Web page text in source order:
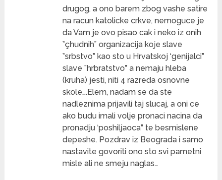
drugog, a ono barem zbog vashe satire
na racun katolicke crkve, nemoguce je
da Vam je ovo pisao cak i neko iz onih
”çhudnih” organizacija koje slave
”srbstvo” kao sto u Hrvatskoj ‘genijalci”
slave ”hrbratstvo” a nemaju hleba
(kruha) jesti, niti 4 razreda osnovne
skole….Elem, nadam se da ste
nadleznima prijavili taj slucaj, a oni ce
ako budu imali volje pronaci nacina da
pronadju ‘poshiljaoca” te besmislene
depeshe. Pozdrav iz Beograda i samo
nastavite govoriti ono sto svi pametni
misle ali ne smeju naglas…